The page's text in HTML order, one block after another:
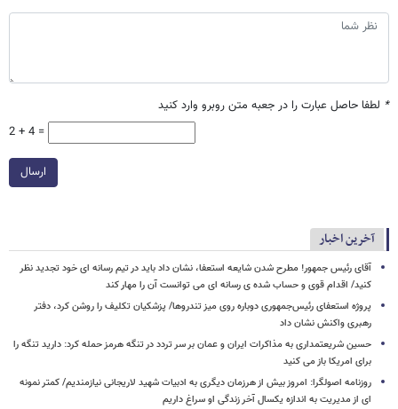
* لطفا حاصل عبارت را در جعبه متن روبرو وارد کنید
2 + 4 =
ارسال
آخرین اخبار
آقای رئیس جمهور! مطرح شدن شایعه استعفا، نشان داد باید در تیم رسانه ای خود تجدید نظر
کنید/ اقدام قوی و حساب شده ی رسانه ای می توانست آن را مهار کند
پروژه استعفای رئیس‌جمهوری دوباره روی میز تندروها/ پزشکیان تکلیف را روشن کرد، دفتر
رهبری واکنش نشان داد
حسین شریعتمداری به مذاکرات ایران و عمان بر سر تردد در تنگه هرمز حمله کرد: دارید تنگه را
برای امریکا باز می کنید
روزنامه اصولگرا: امروز بیش از هرزمان دیگری به ادبیات شهید لاریجانی نیازمندیم/ کمتر نمونه
ای از مدیریت به اندازه یکسال آخر زندگی او سراغ داریم